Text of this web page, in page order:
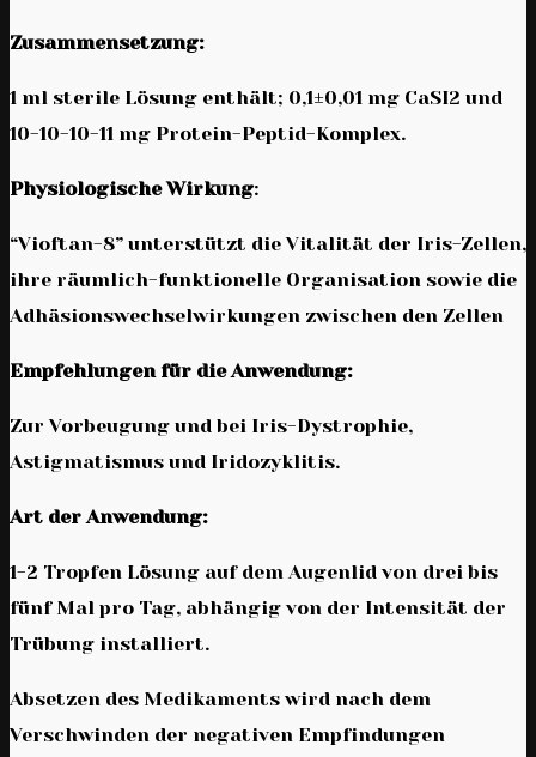
Zusammensetzung:
1 ml sterile Lösung enthält; 0,1±0,01 mg CaSI2 und
10-10-10-11 mg Protein-Peptid-Komplex.
Physiologische Wirkung:
“Vioftan-8” unterstützt die Vitalität der Iris-Zellen,
ihre räumlich-funktionelle Organisation sowie die
Adhäsionswechselwirkungen zwischen den Zellen
Empfehlungen für die Anwendung:
Zur Vorbeugung und bei Iris-Dystrophie,
Astigmatismus und Iridozyklitis.
Art der Anwendung:
1-2 Tropfen Lösung auf dem Augenlid von drei bis
fünf Mal pro Tag, abhängig von der Intensität der
Trübung installiert.
Absetzen des Medikaments wird nach dem
Verschwinden der negativen Empfindungen